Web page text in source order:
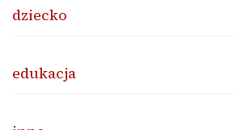
dziecko
edukacja